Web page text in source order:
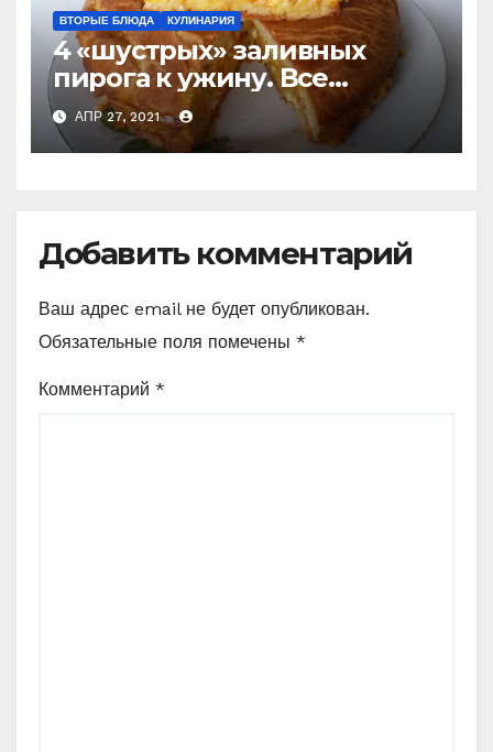
ВТОРЫЕ БЛЮДА КУЛИНАРИЯ
4 «шустрых» заливных
пирога к ужину. Все
перемешали и в духовку
(слишком просто, чтобы не
приготовить) Делюсь
АПР 27, 2021
Добавить комментарий
Ваш адрес email не будет опубликован.
Обязательные поля помечены *
Комментарий *